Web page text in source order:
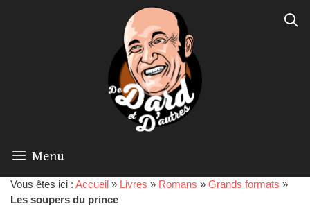
Menu
Vous êtes ici : Accueil » Livres » Romans » Grands formats »
Les soupers du prince